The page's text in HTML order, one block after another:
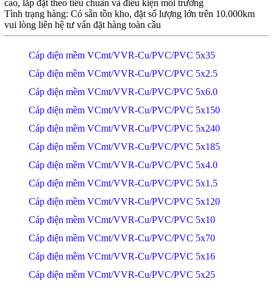
cao, lắp đặt theo tiêu chuẩn và điều kiện môi trường
Tình trạng hàng: Có sẵn tồn kho, đặt số lượng lớn trên 10.000km
vui lòng liên hệ tư vấn đặt hàng toàn cầu
Cáp điện mềm VCmt/VVR-Cu/PVC/PVC 5x35
Cáp điện mềm VCmt/VVR-Cu/PVC/PVC 5x2.5
Cáp điện mềm VCmt/VVR-Cu/PVC/PVC 5x6.0
Cáp điện mềm VCmt/VVR-Cu/PVC/PVC 5x150
Cáp điện mềm VCmt/VVR-Cu/PVC/PVC 5x240
Cáp điện mềm VCmt/VVR-Cu/PVC/PVC 5x185
Cáp điện mềm VCmt/VVR-Cu/PVC/PVC 5x4.0
Cáp điện mềm VCmt/VVR-Cu/PVC/PVC 5x1.5
Cáp điện mềm VCmt/VVR-Cu/PVC/PVC 5x120
Cáp điện mềm VCmt/VVR-Cu/PVC/PVC 5x10
Cáp điện mềm VCmt/VVR-Cu/PVC/PVC 5x70
Cáp điện mềm VCmt/VVR-Cu/PVC/PVC 5x16
Cáp điện mềm VCmt/VVR-Cu/PVC/PVC 5x25